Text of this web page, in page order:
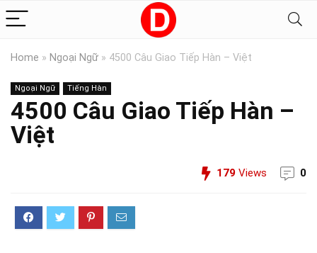
Home » Ngoại Ngữ » 4500 Câu Giao Tiếp Hàn – Việt
Ngoại Ngữ Tiếng Hàn
4500 Câu Giao Tiếp Hàn –
Việt
179 Views 0